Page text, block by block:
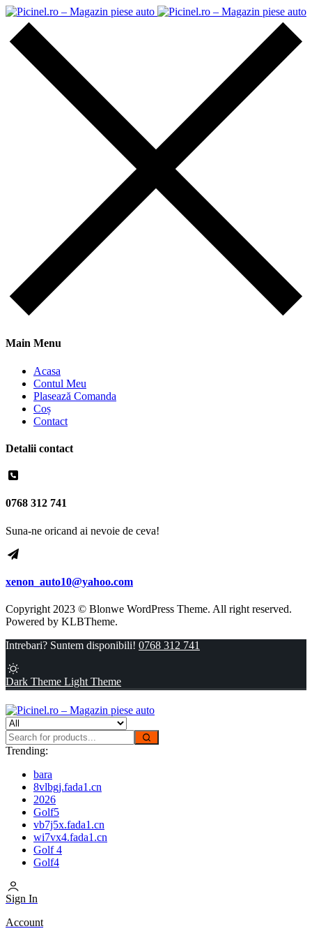
Main Menu
Acasa
Contul Meu
Plasează Comanda
Coș
Contact
Detalii contact
0768 312 741
Suna-ne oricand ai nevoie de ceva!
xenon_auto10@yahoo.com
Copyright 2023 © Blonwe WordPress Theme. All right reserved.
Powered by KLBTheme.
Intrebari? Suntem disponibili! 0768 312 741
Dark Theme Light Theme
Trending:
bara
8vlbgj.fada1.cn
2026
Golf5
vb7j5x.fada1.cn
wi7vx4.fada1.cn
Golf 4
Golf4
Sign In
Account